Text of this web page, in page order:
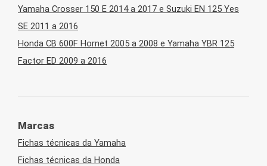
Yamaha Crosser 150 E 2014 a 2017 e Suzuki EN 125 Yes
SE 2011 a 2016
Honda CB 600F Hornet 2005 a 2008 e Yamaha YBR 125
Factor ED 2009 a 2016
Marcas
Fichas técnicas da Yamaha
Fichas técnicas da Honda